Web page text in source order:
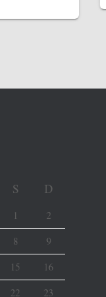
S D
1
2
8
9
15
16
22 23